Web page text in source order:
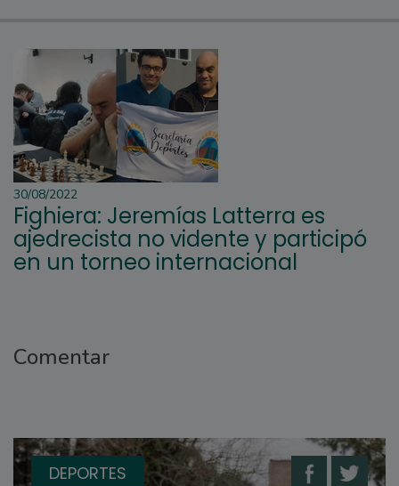
30/08/2022
Fighiera: Jeremías Latterra es
ajedrecista no vidente y participó
en un torneo internacional
Comentar
DEPORTES